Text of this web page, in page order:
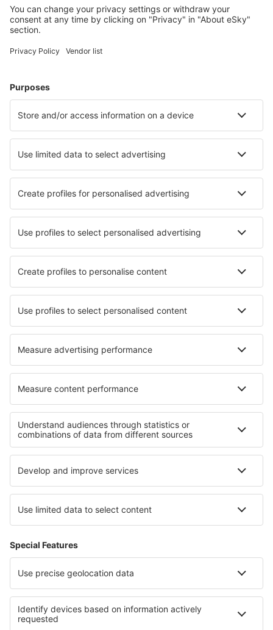
Naplánujte si cestu
Letenky
Ubytování
Let+Hotel
Hotely
Transfery
Sportovní události
Přečtěte si více
Garance nejnižší ceny
Mobilní aplikace
Letecké společnosti
Ryanair
Wizz Air
easyJet
Lufthansa
KLM
O eSky
Všeobecné podmínky
Moje rezervace
Politika ochrany soukromí
Podpora a kontakt
Země
Mezinárodní web-stránky
eSky.eu eSky.com eDestinos.com